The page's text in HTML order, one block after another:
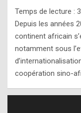
Temps de lecture : 3
Depuis les années
continent africain
notamment sous
coopération sino-